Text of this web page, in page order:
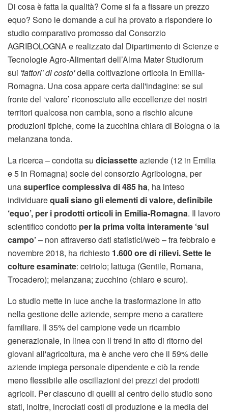
Di cosa è fatta la qualità? Come si fa a fissare un prezzo
equo? Sono le domande a cui ha provato a rispondere lo
studio comparativo promosso dal Consorzio
AGRIBOLOGNA e realizzato dal Dipartimento di Scienze e
Tecnologie Agro-Alimentari dell’Alma Mater Studiorum
sui 'fattori' di costo'della coltivazione orticola in Emilia-
Romagna. Una cosa appare certa dall'indagine: se sul
fronte del ‘valore’ riconosciuto alle eccellenze dei nostri
territori qualcosa non cambia, sono a rischio alcune
produzioni tipiche, come la zucchina chiara di Bologna o la
melanzana tonda.
La ricerca – condotta su diciassetteaziende (12 in Emilia
e 5 in Romagna) socie del consorzio Agribologna, per
unasuperfice complessiva di 485 ha, ha inteso
individuarequali siano gli elementi di valore, definibile
‘equo’, per i prodotti orticoli in Emilia-Romagna. Il lavoro
scientifico condotto per la prima volta interamente ‘sul
campo’– non attraverso dati statistici/web – fra febbraio e
novembre 2018, ha richiesto 1.600 ore di rilievi. Sette le
colture esaminate: cetriolo; lattuga (Gentile, Romana,
Trocadero); melanzana; zucchino (chiaro e scuro).
Lo studio mette in luce anche la trasformazione in atto
nella gestione delle aziende, sempre meno a carattere
familiare. Il 35% del campione vede un ricambio
generazionale, in linea con il trend in atto di ritorno dei
giovani all'agricoltura, ma è anche vero che il 59% delle
aziende impiega personale dipendente e ciò la rende
meno flessibile alle oscillazioni dei prezzi dei prodotti
agricoli. Per ciascuno di quelli al centro dello studio sono
stati, inoltre, incrociati costi di produzione e la media dei